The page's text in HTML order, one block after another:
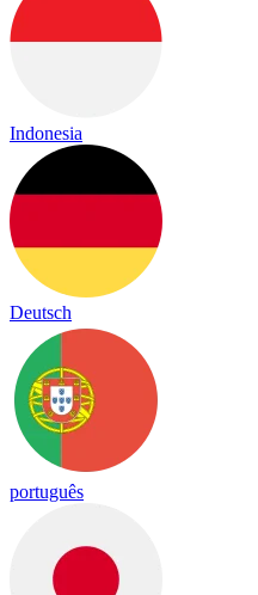
Indonesia
Deutsch
português